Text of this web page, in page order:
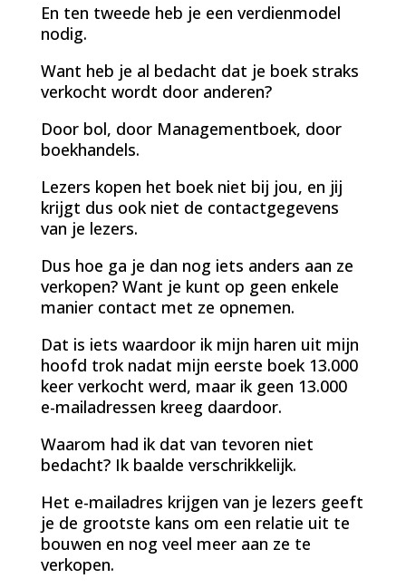
En ten tweede heb je een verdienmodel
nodig.
Want heb je al bedacht dat je boek straks
verkocht wordt door anderen?
Door bol, door Managementboek, door
boekhandels.
Lezers kopen het boek niet bij jou, en jij
krijgt dus ook niet de contactgegevens
van je lezers.
Dus hoe ga je dan nog iets anders aan ze
verkopen? Want je kunt op geen enkele
manier contact met ze opnemen.
Dat is iets waardoor ik mijn haren uit mijn
hoofd trok nadat mijn eerste boek 13.000
keer verkocht werd, maar ik geen 13.000
e-mailadressen kreeg daardoor.
Waarom had ik dat van tevoren niet
bedacht? Ik baalde verschrikkelijk.
Het e-mailadres krijgen van je lezers geeft
je de grootste kans om een relatie uit te
bouwen en nog veel meer aan ze te
verkopen.